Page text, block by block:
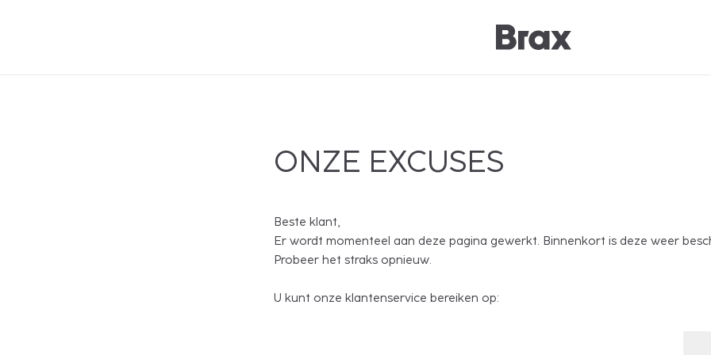
ONZE EXCUSES
Beste klant,
Er wordt momenteel aan deze pagina gewerkt. Binnenkort is deze weer
Probeer het straks opnieuw.
U kunt onze klantenservice bereiken op: